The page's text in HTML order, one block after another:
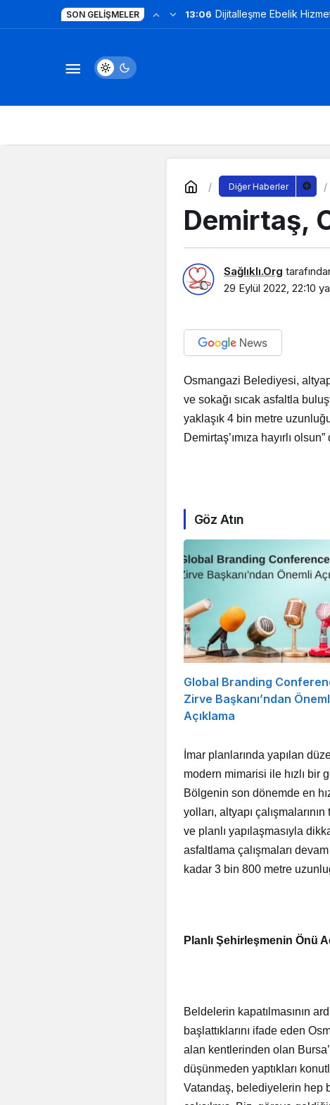
SON GELIŞMELER 13:06 Dijitalleşme Ebelik
Diğer Haberler
Demirtaş,
Sağlıklı.Org
29 Eylül 2022, 22:10
Osmangazi Belediyesi,
ve sokağı sıcak asfaltla
yaklaşık 4 bin metre
Demirtaş’ımıza hayırlı
Göz Atın
Global Branding
Zirve Başkanı’ndan
Açıklama
İmar planlarında yapılan
modern mimarisi ile hızlı bir
Bölgenin son dönemde en
yolları, altyapı
ve planlı yapılaşmasıyla
asfaltlama çalışmaları
kadar 3 bin 800 metre
Planlı Şehirleşmenin Önü
Beldelerin kapatılmasının
başlattıklarını ifade eden
alan kentlerinden olan
düşünmeden yaptıkları
Vatandaş, belediyelerin hep